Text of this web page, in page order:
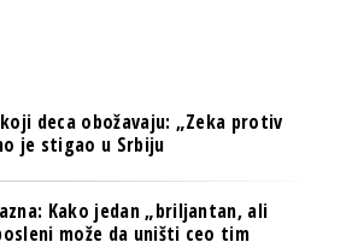
deca obožavaju: „Zeka protiv
je stigao u Srbiju
Kako jedan „briljantan, ali
može da uništi ceo tim